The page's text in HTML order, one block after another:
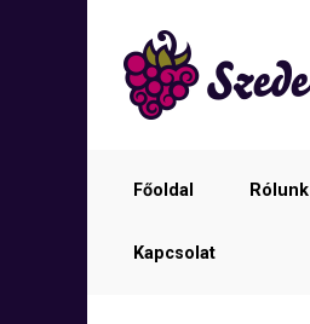
Főoldal Rólunk
Kapcsolat